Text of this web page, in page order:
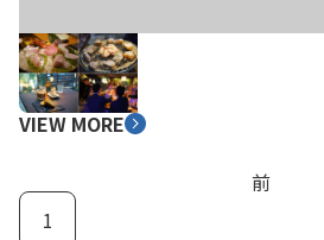
VIEW MORE
前
1